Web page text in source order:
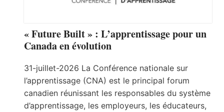
« Future Built » : L’apprentissage pour un
Canada en évolution
31-juillet-2026 La Conférence nationale sur
l’apprentissage (CNA) est le principal forum
canadien réunissant les responsables du système
d’apprentissage, les employeurs, les éducateurs,